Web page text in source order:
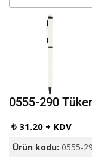
0555-290
₺ 31.20 + KDV
Ürün kodu: 0555-